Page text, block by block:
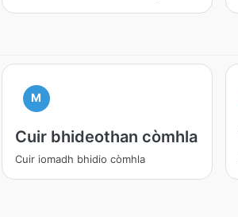
M
Cuir bhideothan còmhla
Cuir iomadh bhidio còmhla